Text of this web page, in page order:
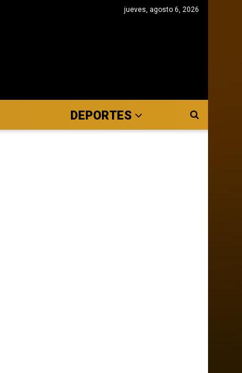
jueves, agosto 6, 2026
DEPORTES